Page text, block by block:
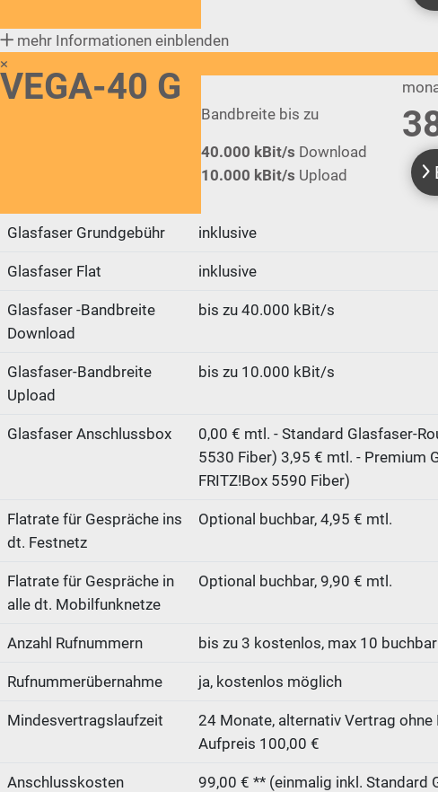
mehr Informationen einblenden
×
VEGA-40 G
Bandbreite bis zu
40.000 kBit/s Download
10.000 kBit/s Upload
Glasfaser Grundgebühr inklusive
Glasfaser Flat inklusive
Glasfaser -Bandbreite
Download
bis zu 40.000 kBit/s
Glasfaser-Bandbreite
Upload
bis zu 10.000 kBit/s
Glasfaser Anschlussbox
0,00 € mtl. - Standard Glasfaser-
5530 Fiber) 3,95 € mtl. - Premium
FRITZ!Box 5590 Fiber)
Flatrate für Gespräche ins
dt. Festnetz
Optional buchbar, 4,95 € mtl.
Flatrate für Gespräche in
alle dt. Mobilfunknetze
Optional buchbar, 9,90 € mtl.
Anzahl Rufnummern bis zu 3 kostenlos, max 10 buchbar
Rufnummerübernahme ja, kostenlos möglich
Mindesvertragslaufzeit
24 Monate, alternativ Vertrag
Aufpreis 100,00 €
Anschlusskosten 99,00 € ** (einmalig inkl. Standard